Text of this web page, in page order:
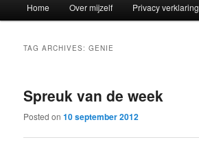
Skip
content
Skip
content
Home Over mijzelf Privacy verklaring
TAG ARCHIVES:GENIE
Spreuk van de week
Posted on10 september 2012